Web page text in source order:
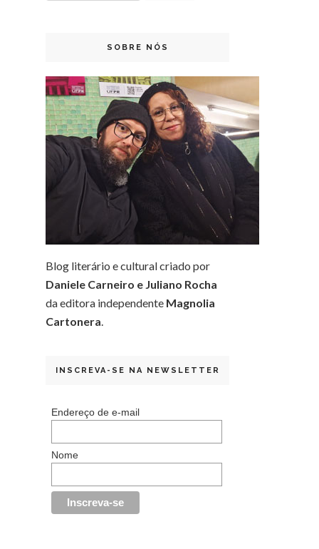
SOBRE NÓS
Blog literário e cultural criado por
Daniele Carneiro e Juliano Rocha
da editora independente Magnolia
Cartonera.
INSCREVA-SE NA NEWSLETTER
Endereço de e-mail
Nome